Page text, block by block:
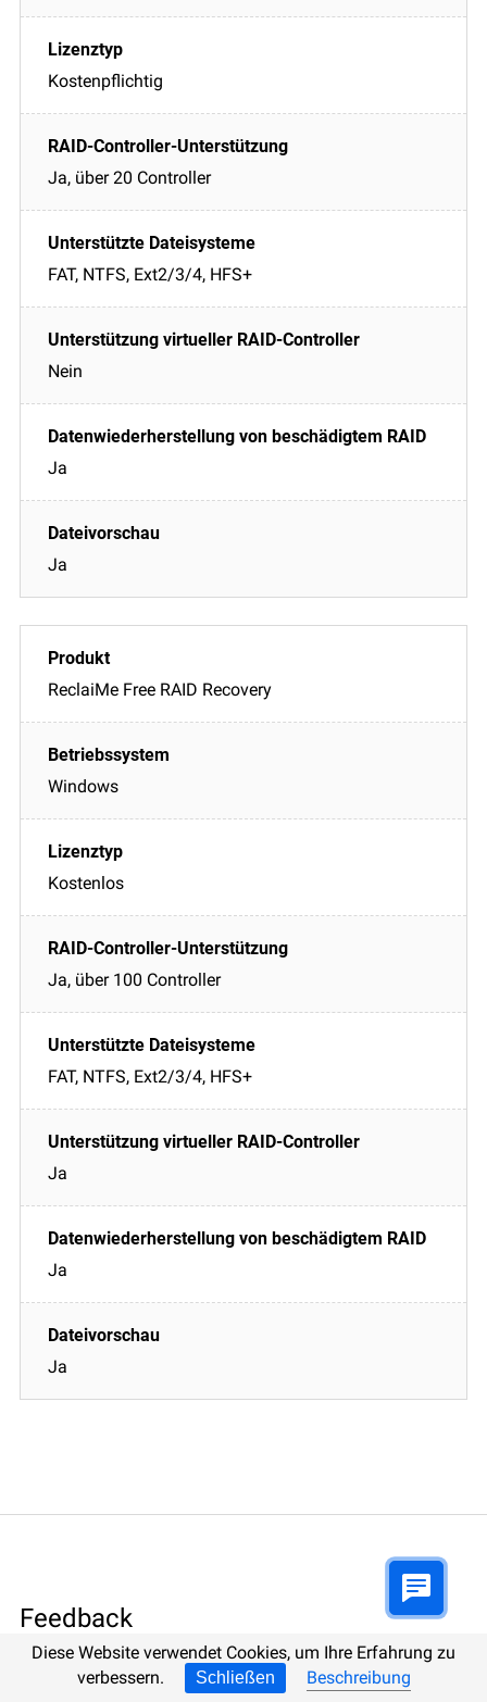
Kostenpflichtig
Ja, über 20 Controller
FAT, NTFS, Ext2/3/4, HFS+
Nein
Ja
Ja
ReclaiMe Free RAID Recovery
Windows
Kostenlos
Ja, über 100 Controller
FAT, NTFS, Ext2/3/4, HFS+
Ja
Ja
Ja
Feedback
Gerne beantworten wir Ihre Fragen!
Diese Website verwendet Cookies, um Ihre Erfahrung zu
verbessern.
Schließen Beschreibung